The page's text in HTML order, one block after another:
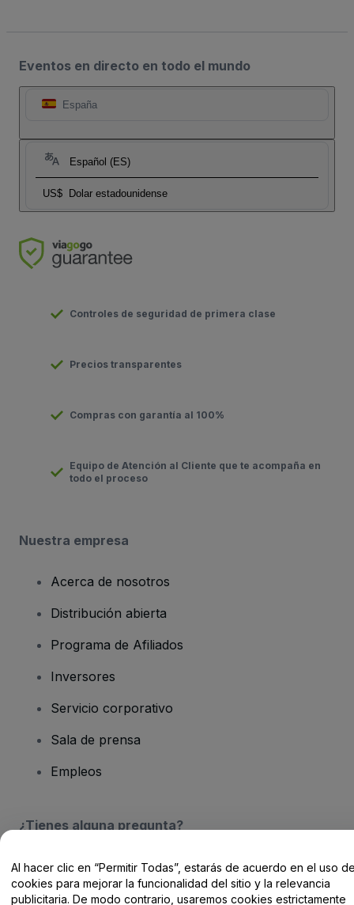
Eventos en directo en todo el mundo
España
Español (ES)
US$ Dolar estadounidense
Controles de seguridad de primera clase
Precios transparentes
Compras con garantía al 100%
Equipo de Atención al Cliente que te acompaña en
todo el proceso
Nuestra empresa
Acerca de nosotros
Distribución abierta
Programa de Afiliados
Inversores
Servicio corporativo
Sala de prensa
Empleos
¿Tienes alguna pregunta?
Centro de Ayuda / Contacto
Al hacer clic en “Permitir Todas”, estarás de acuerdo en el uso
cookies para mejorar la funcionalidad del sitio y la relevancia
publicitaria. De modo contrario, usaremos cookies estrictamente